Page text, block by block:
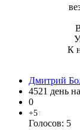
К
Дмитрий
4521 день
0
+5↑
Голосов: 5